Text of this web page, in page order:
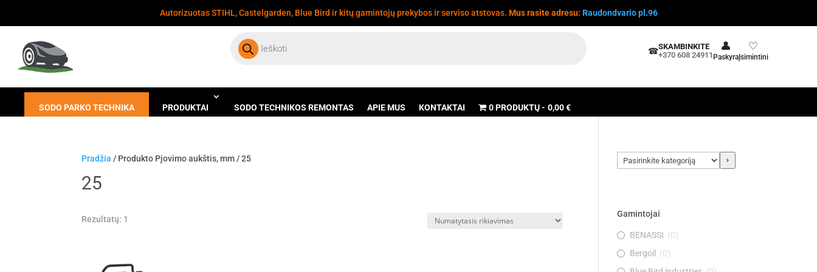
Autorizuotas STIHL, Castelgarden, Blue Bird ir kitų gamintojų prekybos ir serviso atstovas. Mus rasite adresu: Raudondvario pl.96
search
☎SKAMBINKITE
+370 608 24911
👤
Paskyra
♡
Įsimintini
SODO PARKO TECHNIKA PRODUKTAI SODO TECHNIKOS REMONTAS APIE MUS KONTAKTAI 0 PRODUKTŲ 0,00 €
Pradžia / Produkto Pjovimo aukštis, mm / 25
25
Rezultatų: 1
Pasirinkite
kategoriją
Gamintojai
BENASSI (0)
Bergoil
(0)